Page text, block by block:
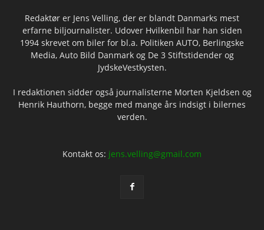
Redaktør er Jens Velling, der er blandt Danmarks mest
erfarne biljournalister. Udover Hvilkenbil har han siden
1994 skrevet om biler for bl.a. Politiken AUTO, Berlingske
Media, Auto Bild Danmark og De 3 Stiftstidender og
JydskeVestkysten.
I redaktionen sidder også journalisterne Morten Kjeldsen og
Henrik Hauthorn, begge med mange års indsigt i bilernes
verden.
Kontakt os: jens.velling@gmail.com